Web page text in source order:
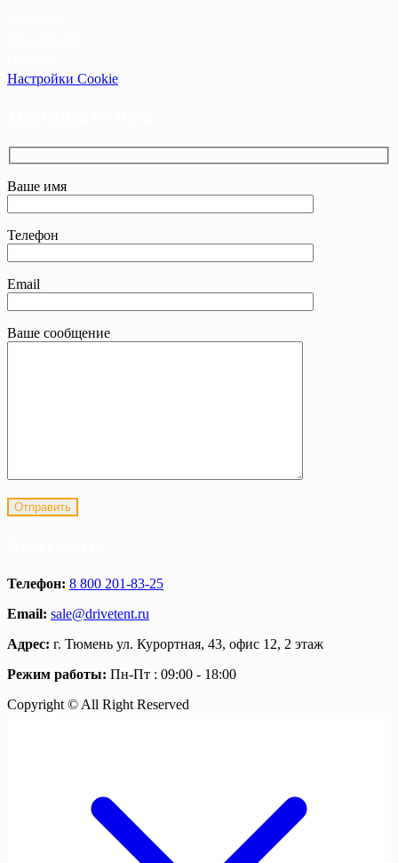
Настройки Cookie
Ваше имя
Телефон
Email
Ваше сообщение
Телефон: 8 800 201-83-25
Email: sale@drivetent.ru
Адрес: г. Тюмень ул. Курортная, 43, офис 12, 2 этаж
Режим работы: Пн-Пт : 09:00 - 18:00
Copyright © All Right Reserved